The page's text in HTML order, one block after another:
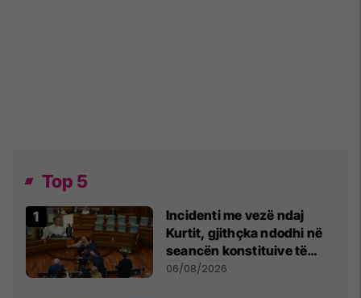
Top 5
Incidenti me vezë ndaj
Kurtit, gjithçka ndodhi në
seancën konstituive të
Kuvendit
06/08/2026